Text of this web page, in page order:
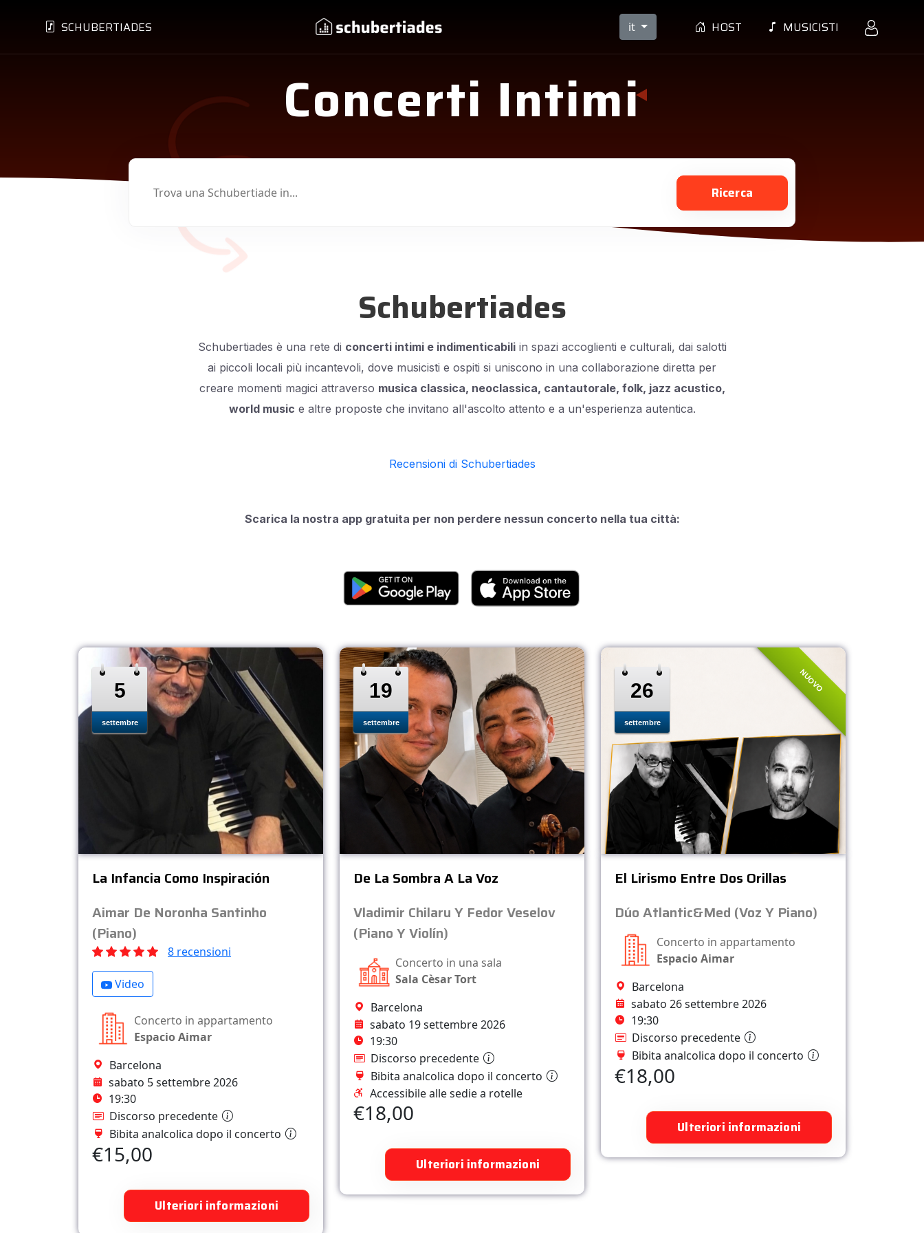
SCHUBERTIADES it HOST MUSICISTI
Concerti Intimi
Ricerca
Schubertiades
Schubertiades è una rete di concerti intimi e indimenticabiliin spazi accoglienti e culturali, dai salotti
ai piccoli locali più incantevoli, dove musicisti e ospiti si uniscono in una collaborazione diretta per
creare momenti magici attraverso musica classica, neoclassica, cantautorale, folk, jazz acustico,
world music e altre proposte che invitano all'ascolto attento e a un'esperienza autentica.
Recensioni di Schubertiades
Scarica la nostra app gratuita per non perdere nessun concerto nella tua città:
5
settembre
La Infancia Como Inspiración
Aimar De Noronha Santinho
(Piano)
8 recensioni
Video
Concerto in appartamento
Espacio Aimar
Barcelona
sabato 5 settembre 2026
19:30
Discorso precedente
Bibita analcolica dopo il concerto
€15,00
Ulteriori informazioni
19
settembre
De La Sombra A La Voz
Vladimir Chilaru Y Fedor Veselov
(Piano Y Violín)
Concerto in una sala
Sala Cèsar Tort
Barcelona
sabato 19 settembre 2026
19:30
Discorso precedente
Bibita analcolica dopo il concerto
Accessibile alle sedie a rotelle
€18,00
Ulteriori informazioni
26
settembre
NUOVO
El Lirismo Entre Dos Orillas
Dúo Atlantic&Med (Voz Y Piano)
Concerto in appartamento
Espacio Aimar
Barcelona
sabato 26 settembre 2026
19:30
Discorso precedente
Bibita analcolica dopo il concerto
€18,00
Ulteriori informazioni